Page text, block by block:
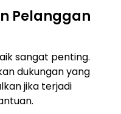
Pelanggan
sangat penting.
dukungan yang
jika terjadi